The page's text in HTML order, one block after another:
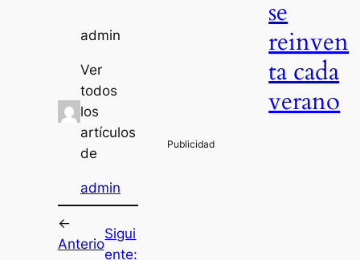
admin
Ver
todos
los
artículos
de
admin
←
Anterio
Sigui
ente:
se
reinven
ta cada
verano